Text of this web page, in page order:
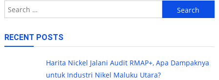
Search
for:
RECENT POSTS
Harita Nickel Jalani Audit RMAP+, Apa Dampaknya
untuk Industri Nikel Maluku Utara?